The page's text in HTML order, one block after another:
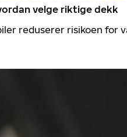
velge riktige dekk
reduserer risikoen for